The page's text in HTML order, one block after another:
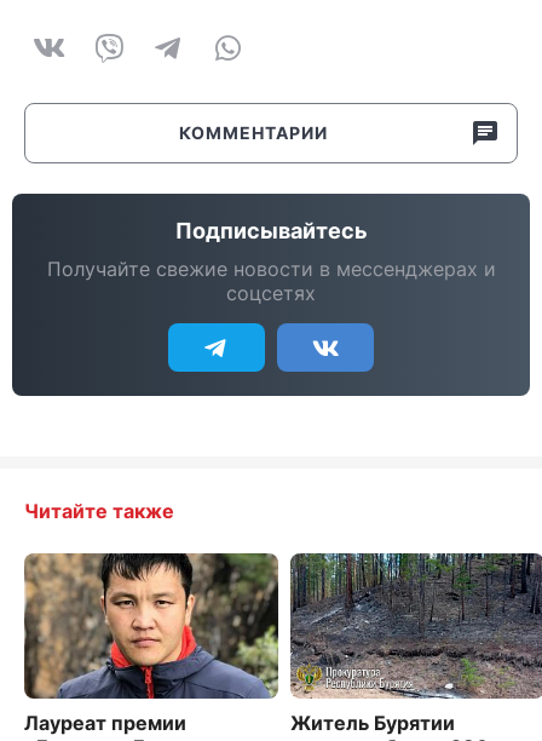
КОММЕНТАРИИ
Подписывайтесь
Получайте свежие новости в мессенджерах и
соцсетях
Читайте также
Лауреат премии
Житель Бурятии